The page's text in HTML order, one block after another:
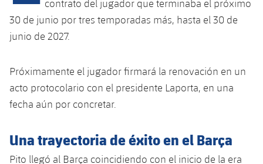
plusicon
más
Instalaciones
Spotify Camp Nou
Palau Blaugrana
SUB13
SUB11 A
SUB11 B
SUB10 A
SUB13 B
SUB11 C
Entradas
Resultados
Jugadores
Base
Barça Atlètic
Cadete A
Infantil A
Campus Verano
Primer Equipo
plusicon
más
Actualidad
Entradas
Barça Atlètic
plusicon
más
Calendario
plusicon
más
contrato del jugador que terminaba el próximo
30 de junio por tres temporadas más, hasta el 30 de
junio de 2027.
Próximamente el jugador firmará la renovación en un
acto protocolario con el presidente Laporta, en una
fecha aún por concretar.
Una trayectoria de éxito en el Barça
Pito llegó al Barça coincidiendo con el inicio de la era